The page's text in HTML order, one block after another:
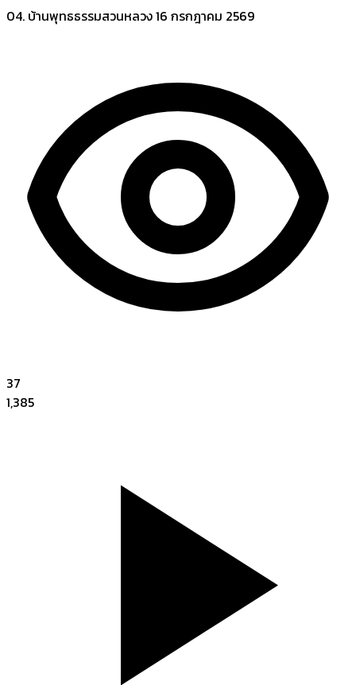
04. บ้านพุทธธรรมสวนหลวง16 กรกฎาคม 2569
37
1,385